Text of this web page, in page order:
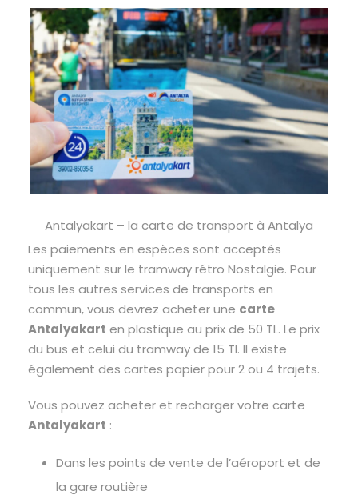
Antalyakart – la carte de transport à Antalya
Les paiements en espèces sont acceptés
uniquement sur le tramway rétro Nostalgie. Pour
tous les autres services de transports en
commun, vous devrez acheter une carte
Antalyakart en plastique au prix de 50 TL. Le prix
du bus et celui du tramway de 15 Tl. Il existe
également des cartes papier pour 2 ou 4 trajets.
Vous pouvez acheter et recharger votre carte
Antalyakart :
Dans les points de vente de l’aéroport et de
la gare routière